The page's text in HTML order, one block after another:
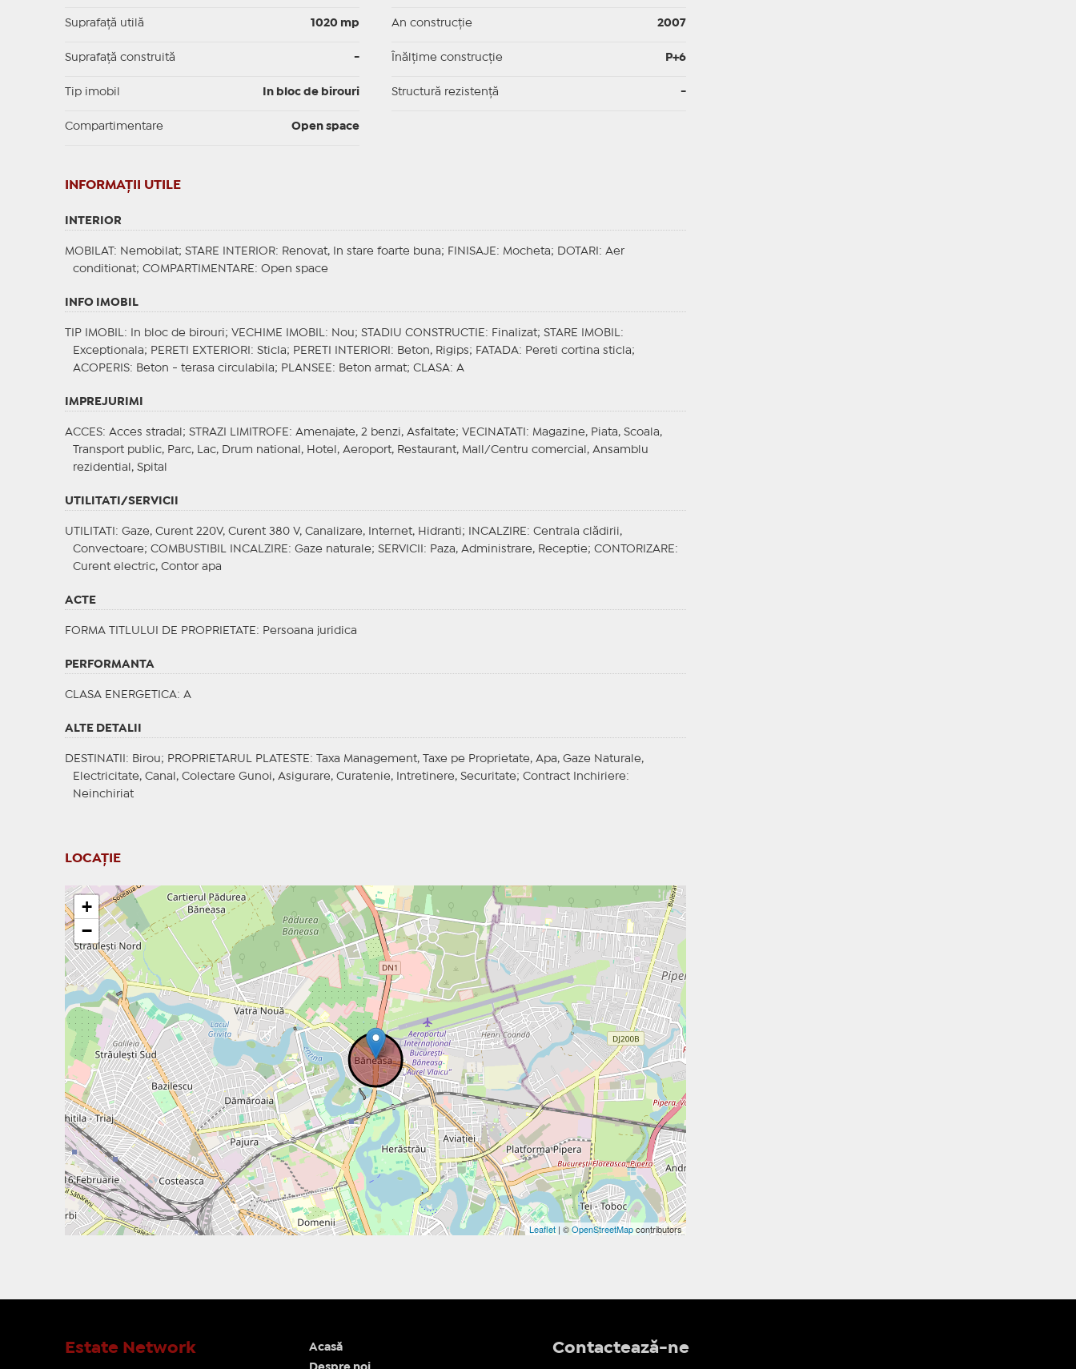
Suprafaţă utilă 1020 mp
Suprafaţă construită -
Tip imobil In bloc de birouri
Compartimentare Open space
An construcție 2007
Înălțime construcție P+6
Structură rezistență -
INFORMAŢII UTILE
INTERIOR
MOBILAT : Nemobilat; STARE INTERIOR: Renovat, In stare foarte buna; FINISAJE : Mocheta; DOTARI : Aer
conditionat; COMPARTIMENTARE : Open space
INFO IMOBIL
TIP IMOBIL : In bloc de birouri; VECHIME IMOBIL : Nou; STADIU CONSTRUCTIE : Finalizat; STARE IMOBIL
:
Exceptionala; PERETI EXTERIORI : Sticla; PERETI INTERIORI : Beton, Rigips; FATADA: Pereti cortina sticla;
ACOPERIS: Beton - terasa circulabila; PLANSEE : Beton armat; CLASA: A
IMPREJURIMI
ACCES: Acces stradal; STRAZI LIMITROFE : Amenajate, 2 benzi, Asfaltate; VECINATATI
: Magazine, Piata, Scoala,
Transport public, Parc, Lac, Drum national, Hotel, Aeroport, Restaurant, Mall/Centru comercial, Ansamblu
rezidential, Spital
UTILITATI/SERVICII
UTILITATI : Gaze, Curent 220V, Curent 380 V, Canalizare, Internet, Hidranti; INCALZIRE : Centrala clădirii,
Convectoare; COMBUSTIBIL INCALZIRE : Gaze naturale; SERVICII : Paza, Administrare, Receptie; CONTORIZARE :
Curent electric, Contor apa
ACTE
FORMA TITLULUI DE PROPRIETATE : Persoana juridica
PERFORMANTA
CLASA ENERGETICA: A
ALTE DETALII
DESTINATII : Birou; PROPRIETARUL PLATESTE : Taxa Management, Taxe pe Proprietate, Apa, Gaze Naturale,
Electricitate, Canal, Colectare Gunoi, Asigurare, Curatenie, Intretinere, Securitate; Contract Inchiriere:
Neinchiriat
LOCAȚIE
+
−
Leaflet| ©OpenStreetMapcontributors
Estate Network Acasă Contactează-ne